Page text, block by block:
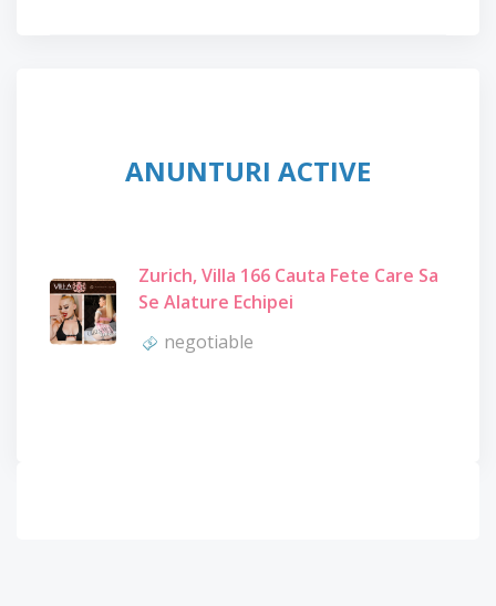
ANUNTURI ACTIVE
Zurich, Villa 166 Cauta Fete Care Sa
Se Alature Echipei
negotiable